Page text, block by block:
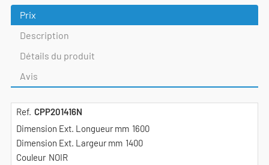
Prix
Description
Détails du produit
Avis
CPP201416N
1600
1400
NOIR